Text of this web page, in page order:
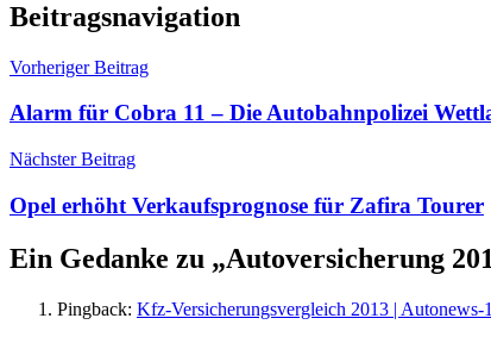
Beitragsnavigation
Vorheriger Beitrag
Alarm für Cobra 11 – Die Autobahnpolizei
Nächster Beitrag
Opel erhöht Verkaufsprognose für Zafira Tourer
Ein Gedanke zu „Autoversicherung
Pingback: Kfz-Versicherungsvergleich 2013 | Autonews-